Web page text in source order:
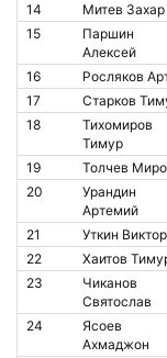
14
Митев Захар
15
Паршин
Алексей
16 Росляков
17
Старков
18
Тихомиров
Тимур
19 Толчев
20
Урандин
Артемий
21 Уткин Виктор
22
Хаитов
23
Чиканов
Святослав
24
Ясоев
Ахмаджон